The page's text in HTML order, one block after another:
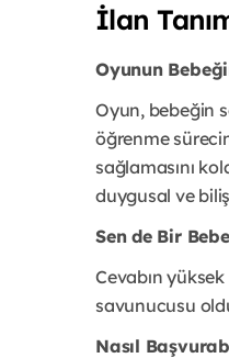
İlan
Oyunun
Oyun, bebeğin
öğrenme
sağlamasını
duygusal ve
Sen de Bir
Cevabın
savunucusu
Nasıl